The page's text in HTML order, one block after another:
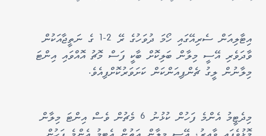
އިޓާލިއަން ސެރިއޭގައި ހޯމަ ދުވަހުގެ ރޭ 2-1 ގެ ނަތީޖާއަކުން
ވާދަވެރި އޭސީ މިލާން ބަލިކޮށް ބާކީ ފަސް މޮޗު އޮއްވައި އިންޓަ
މިލާނުން ލީގު ޗެންޕިއަންކަން ކަށަވަރުކޮށްފިއެވެ.
މިދެޓީމު އެންމެ ފަހުން ކުޅުނު 6 މެޗުން ވެސް އިންޓަ މިލާން